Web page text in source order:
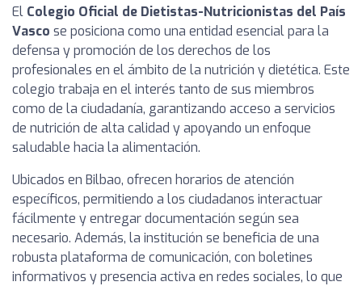
El Colegio Oficial de Dietistas-Nutricionistas del País
Vasco se posiciona como una entidad esencial para la
defensa y promoción de los derechos de los
profesionales en el ámbito de la nutrición y dietética. Este
colegio trabaja en el interés tanto de sus miembros
como de la ciudadanía, garantizando acceso a servicios
de nutrición de alta calidad y apoyando un enfoque
saludable hacia la alimentación.
Ubicados en Bilbao, ofrecen horarios de atención
específicos, permitiendo a los ciudadanos interactuar
fácilmente y entregar documentación según sea
necesario. Además, la institución se beneficia de una
robusta plataforma de comunicación, con boletines
informativos y presencia activa en redes sociales, lo que